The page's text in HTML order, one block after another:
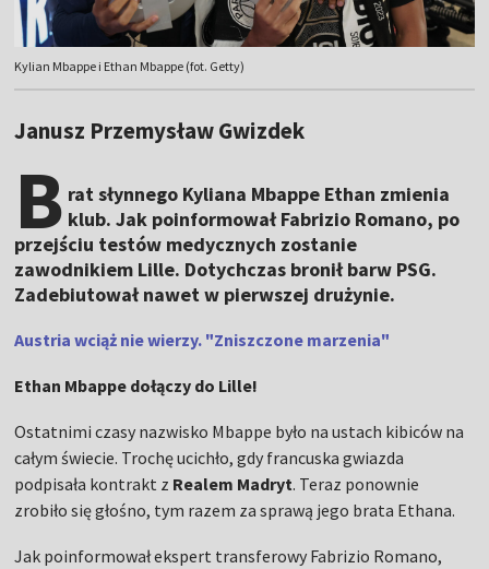
Kylian Mbappe i Ethan Mbappe (fot. Getty)
Janusz Przemysław Gwizdek
B rat słynnego Kyliana Mbappe Ethan zmienia
klub. Jak poinformował Fabrizio Romano, po
przejściu testów medycznych zostanie
zawodnikiem Lille. Dotychczas bronił barw PSG.
Zadebiutował nawet w pierwszej drużynie.
Austria wciąż nie wierzy. "Zniszczone marzenia"
Ethan Mbappe dołączy do Lille!
Ostatnimi czasy nazwisko Mbappe było na ustach kibiców na
całym świecie. Trochę ucichło, gdy francuska gwiazda
podpisała kontrakt z Realem Madryt. Teraz ponownie
zrobiło się głośno, tym razem za sprawą jego brata Ethana.
Jak poinformował ekspert transferowy Fabrizio Romano,